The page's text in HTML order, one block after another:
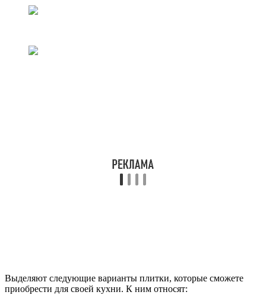
Выделяют следующие варианты плитки, которые сможете
приобрести для своей кухни. К ним относят: